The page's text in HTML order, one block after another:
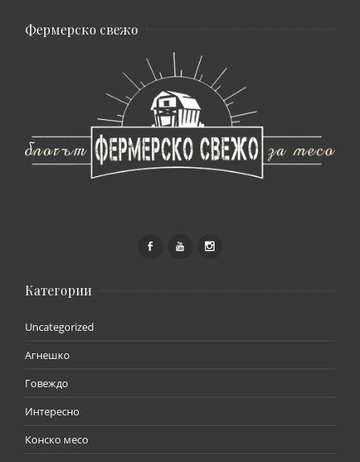
Фермерско свежо
Категории
Uncategorized
Агнешко
Говеждо
Интересно
Конско месо